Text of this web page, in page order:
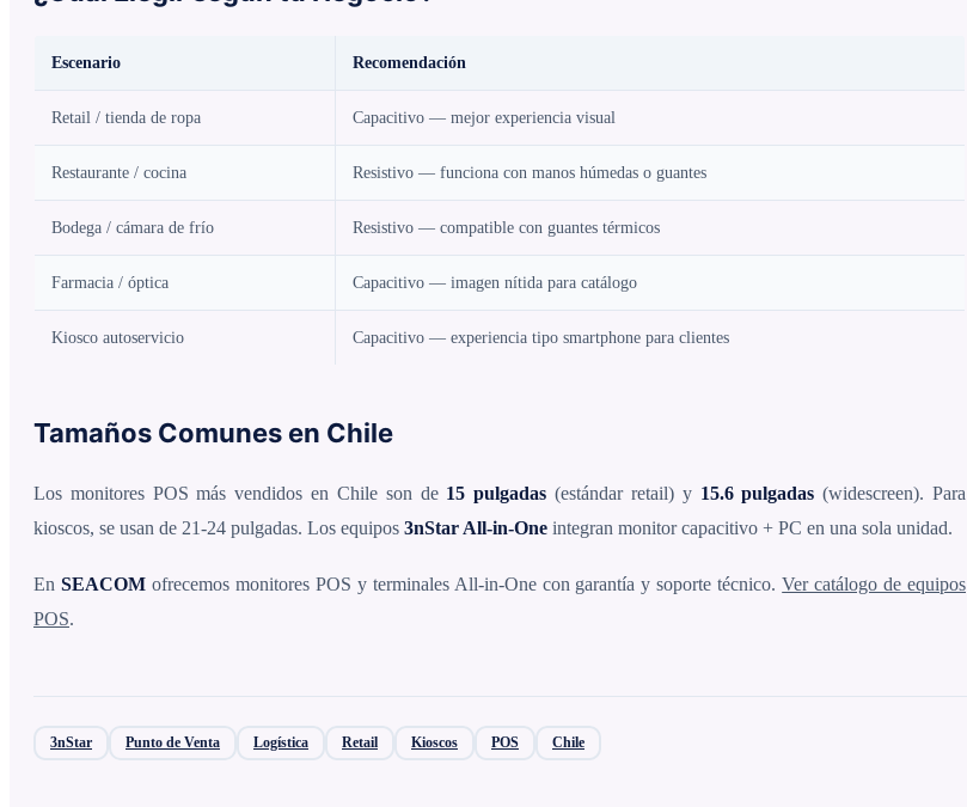
Escenario Recomendación
Retail / tienda de ropa Capacitivo — mejor experiencia visual
Restaurante / cocina Resistivo — funciona con manos húmedas o guantes
Bodega / cámara de frío Resistivo — compatible con guantes térmicos
Farmacia / óptica Capacitivo — imagen nítida para catálogo
Kiosco autoservicio Capacitivo — experiencia tipo smartphone para clientes
Tamaños Comunes en Chile
Los monitores POS más vendidos en Chile son de 15 pulgadas (estándar retail) y 15.6 pulgadas (widescreen). Para
kioscos, se usan de 21-24 pulgadas. Los equipos 3nStar All-in-One integran monitor capacitivo + PC en una sola unidad.
En SEACOMofrecemos monitores POS y terminales All-in-One con garantía y soporte técnico.Ver catálogo de equipos
POS.
3nStar Punto de Venta Logística Retail Kioscos POS Chile